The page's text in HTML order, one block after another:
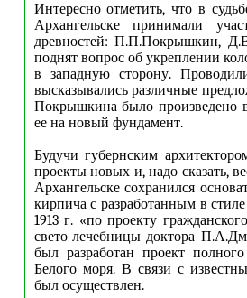
Интересно отметить, что в
Архангельске принимали
древностей: П.П.Покрышкин,
поднят вопрос об укреплении
в западную сторону.
высказывались различные
Покрышкина было произведено
ее на новый фундамент.
Будучи губернским
проекты новых и, надо сказать,
Архангельске сохранился
кирпича с разработанным в
1913 г. «по проекту
свето-лечебницы доктора
был разработан проект
Белого моря. В связи с
был осуществлен.